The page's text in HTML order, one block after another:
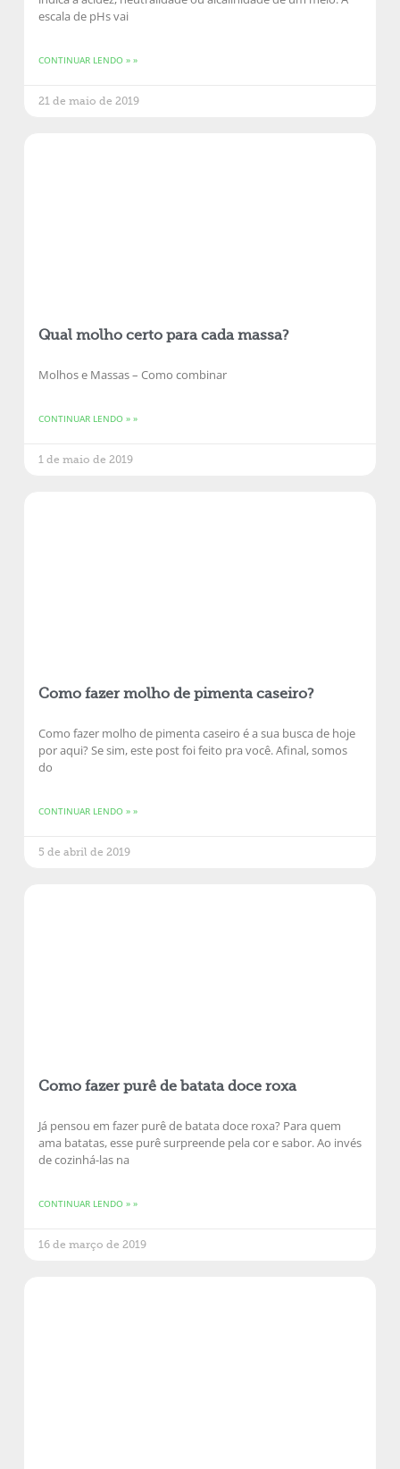
escala de pHs vai
CONTINUAR LENDO » »
21 de maio de 2019
Qual molho certo para cada massa?
Molhos e Massas – Como combinar
CONTINUAR LENDO » »
1 de maio de 2019
Como fazer molho de pimenta caseiro?
Como fazer molho de pimenta caseiro é a sua busca de hoje
por aqui? Se sim, este post foi feito pra você. Afinal, somos
do
CONTINUAR LENDO » »
5 de abril de 2019
Como fazer purê de batata doce roxa
Já pensou em fazer purê de batata doce roxa? Para quem
ama batatas, esse purê surpreende pela cor e sabor. Ao invés
de cozinhá-las na
CONTINUAR LENDO » »
16 de março de 2019